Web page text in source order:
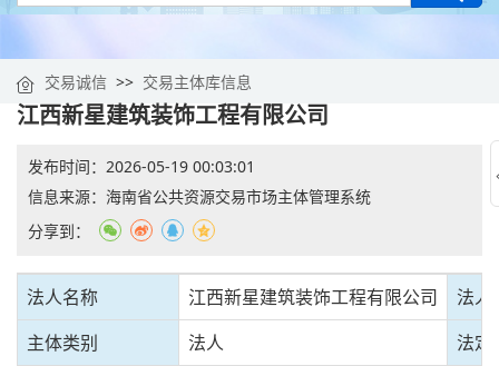
交易诚信 >> 交易主体库信息
江西新星建筑装饰工程有限公司
发布时间： 2026-05-19 00:03:01
信息来源： 海南省公共资源交易市场主体管理系统
分享到：
法人名称 江西新星建筑装饰工程有限公司
法人
主体类别
法人
法定